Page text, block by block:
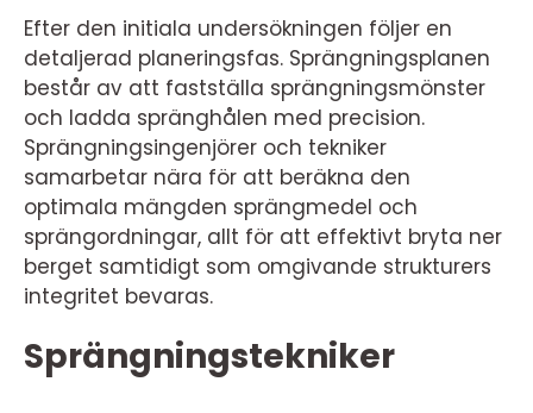
Efter den initiala undersökningen följer en
detaljerad planeringsfas. Sprängningsplanen
består av att fastställa sprängningsmönster
och ladda spränghålen med precision.
Sprängningsingenjörer och tekniker
samarbetar nära för att beräkna den
optimala mängden sprängmedel och
sprängordningar, allt för att effektivt bryta ner
berget samtidigt som omgivande strukturers
integritet bevaras.
Sprängningstekniker